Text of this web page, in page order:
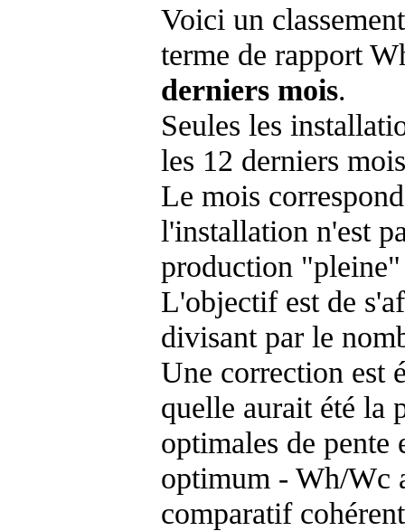
Voici un
terme de rapport
derniers mois.
Seules les
les 12 derniers
Le mois
l'installation n'est
production "pleine"
L'objectif est de
divisant par le
Une correction est
quelle aurait été la
optimales de
optimum - Wh/Wc
comparatif